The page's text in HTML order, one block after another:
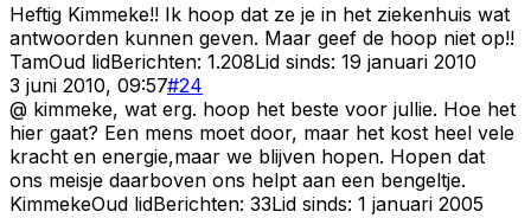
Heftig Kimmeke!! Ik hoop dat ze je in het ziekenhuis wat
antwoorden kunnen geven. Maar geef de hoop niet op!!
TamOud lidBerichten: 1.208Lid sinds: 19 januari 2010
3 juni 2010, 09:57#24
@ kimmeke, wat erg. hoop het beste voor jullie. Hoe het
hier gaat? Een mens moet door, maar het kost heel vele
kracht en energie,maar we blijven hopen. Hopen dat
ons meisje daarboven ons helpt aan een bengeltje.
KimmekeOud lidBerichten: 33Lid sinds: 1 januari 2005